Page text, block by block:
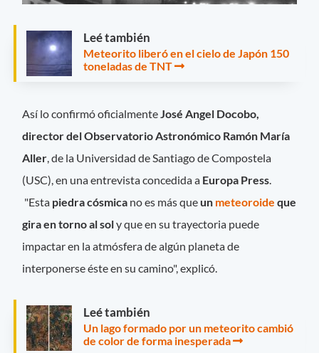
Leé también
Meteorito liberó en el cielo de Japón 150
toneladas de TNT
Así lo confirmó oficialmenteJosé Angel Docobo,
director del Observatorio Astronómico Ramón María
Aller, de la Universidad de Santiago de Compostela
(USC), en una entrevista concedida a Europa Press.
"Esta piedra cósmica no es más que un meteoroideque
gira en torno al soly que en su trayectoria puede
impactar en la atmósfera de algún planeta de
interponerse éste en su camino", explicó.
Leé también
Un lago formado por un meteorito cambió
de color de forma inesperada